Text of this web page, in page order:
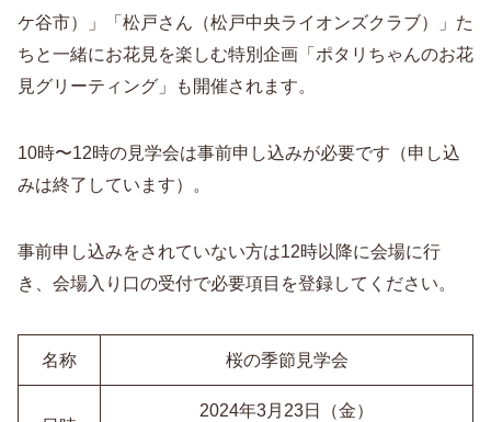
ケ谷市）」「松戸さん（松戸中央ライオンズクラブ）」た
ちと一緒にお花見を楽しむ特別企画「ポタリちゃんのお花
見グリーティング」も開催されます。
10時〜12時の見学会は事前申し込みが必要です（申し込
みは終了しています）。
事前申し込みをされていない方は12時以降に会場に行
き、会場入り口の受付で必要項目を登録してください。
名称 桜の季節見学会
2024年3月23日（金）